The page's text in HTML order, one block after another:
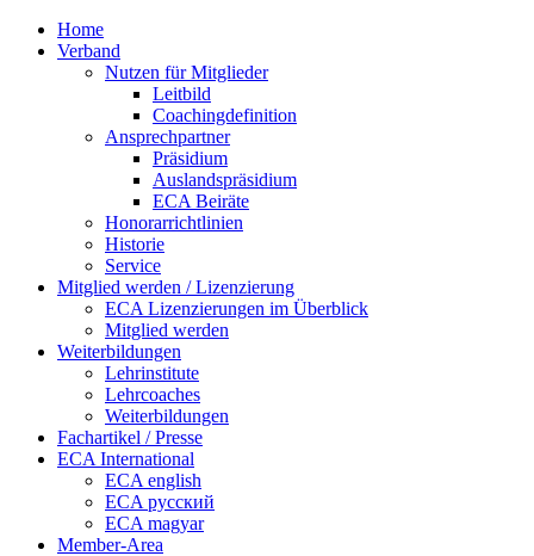
Home
Verband
Nutzen für Mitglieder
Leitbild
Coachingdefinition
Ansprechpartner
Präsidium
Auslandspräsidium
ECA Beiräte
Honorarrichtlinien
Historie
Service
Mitglied werden / Lizenzierung
ECA Lizenzierungen im Überblick
Mitglied werden
Weiterbildungen
Lehrinstitute
Lehrcoaches
Weiterbildungen
Fachartikel / Presse
ECA International
ECA english
ECA русский
ECA magyar
Member-Area